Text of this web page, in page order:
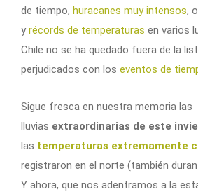
de tiempo, huracanes muy intensos,
y récords de temperaturas en varios
Chile no se ha quedado fuera de la
perjudicados con los eventos de
Sigue fresca en nuestra memoria las
lluvias extraordinarias de este
las temperaturas extremamente
registraron en el norte (también
Y ahora, que nos adentramos a la